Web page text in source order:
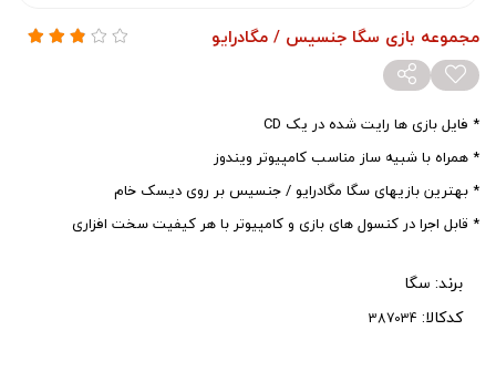
مجموعه بازی سگا جنسیس / مگادرایو
* فایل بازی ها رایت شده در یک CD
* همراه با شبیه ساز مناسب کامپیوتر ویندوز
* بهترین بازیهای سگا مگادرایو / جنسیس بر روی دیسک خام
* قابل اجرا در کنسول های بازی و کامپیوتر با هر کیفیت سخت افزاری
برند: سگا
کدکالا: